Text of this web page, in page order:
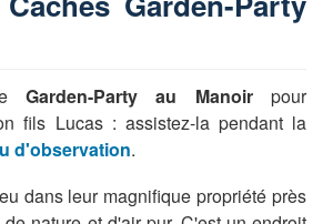
Garden-Party au Manoirpour
fils Lucas : assistez-la pendant la
d'observation.
dans leur magnifique propriété près